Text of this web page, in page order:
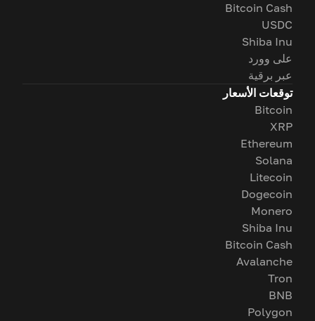
Bitcoin Cash
USDC
Shiba Inu
على وورد
عبر برقية
توقعات الأسعار
Bitcoin
XRP
Ethereum
Solana
Litecoin
Dogecoin
Monero
Shiba Inu
Bitcoin Cash
Avalanche
Tron
BNB
Polygon